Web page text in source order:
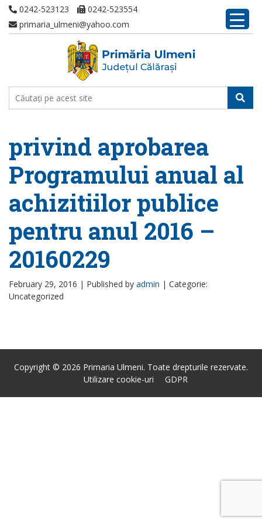
0242-523123
0242-523554
primaria_ulmeni@yahoo.com
privind aprobarea
Programului anual al
achizitiilor publice
pentru anul 2016 –
20160229
February 29, 2016 | Published by admin | Categorie:
Uncategorized
Copyright © 2026 Primaria Ulmeni. Toate drepturile rezervate.
Utilizare cookie-uri
GDPR